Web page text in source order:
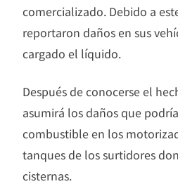
comercializado. Debido a
reportaron daños en sus
cargado el líquido.
Después de conocerse el
asumirá los daños que
combustible en los
tanques de los surtidores
cisternas.